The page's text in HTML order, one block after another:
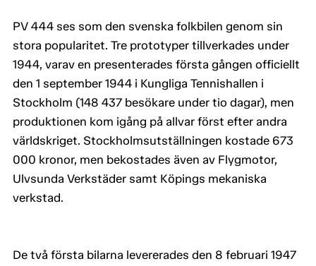
PV 444 ses som den svenska folkbilen genom sin
stora popularitet. Tre prototyper tillverkades under
1944, varav en presenterades första gången officiellt
den 1 september 1944 i Kungliga Tennishallen i
Stockholm (148 437 besökare under tio dagar), men
produktionen kom igång på allvar först efter andra
världskriget. Stockholmsutställningen kostade 673
000 kronor, men bekostades även av Flygmotor,
Ulvsunda Verkstäder samt Köpings mekaniska
verkstad.
De två första bilarna levererades den 8 februari 1947